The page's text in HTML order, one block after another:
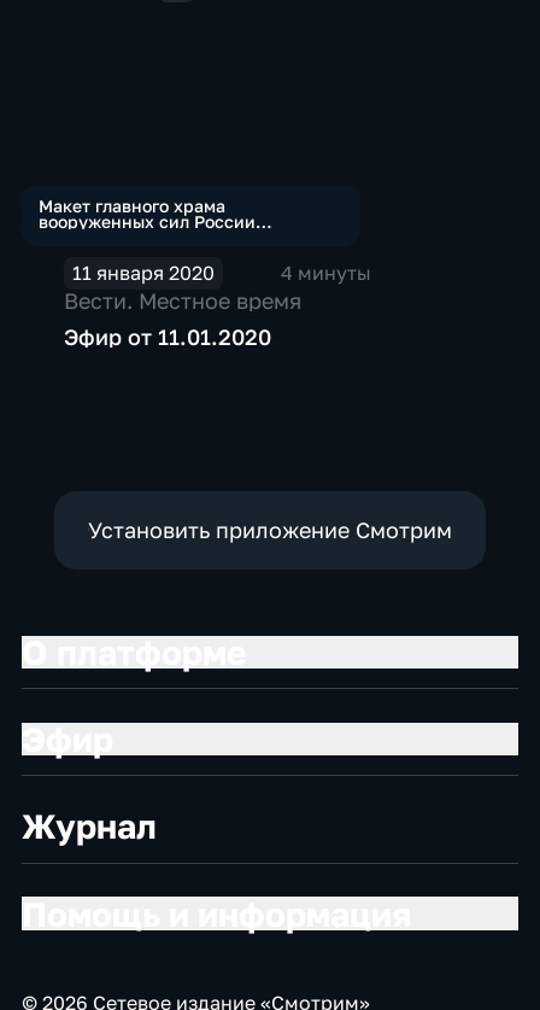
Макет главного храма
вооруженных сил России
11 января 2020 4 минуты
Вести. Местное время
Эфир от 11.01.2020
Установить приложение Смотрим
Журнал
© 2026 Сетевое издание «Смотрим»